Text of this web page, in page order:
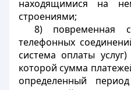
находящимися на
строениями;
8) повременная
телефонных
система оплаты
которой сумма
определенный